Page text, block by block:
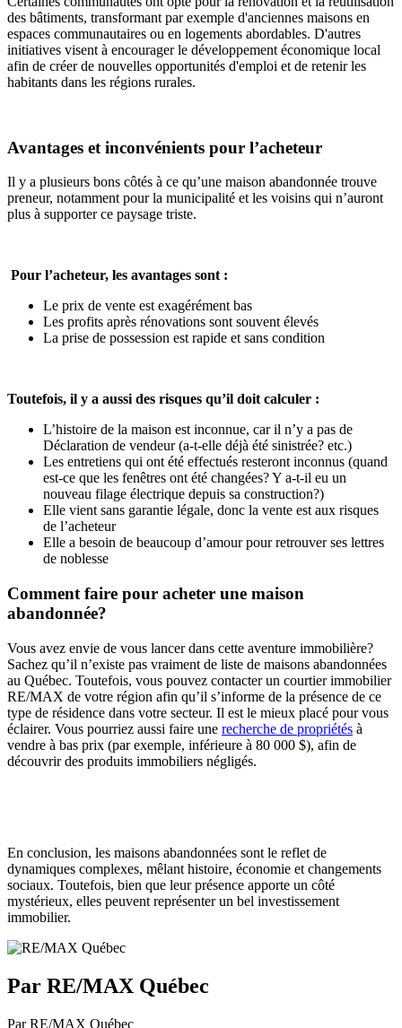
des bâtiments, transformant par exemple d'anciennes maisons en
espaces communautaires ou en logements abordables. D'autres
initiatives visent à encourager le développement économique local
afin de créer de nouvelles opportunités d'emploi et de retenir les
habitants dans les régions rurales.
Avantages et inconvénients pour l’acheteur
Il y a plusieurs bons côtés à ce qu’une maison abandonnée trouve
preneur, notamment pour la municipalité et les voisins qui n’auront
plus à supporter ce paysage triste.
Pour l’acheteur, les avantages sont :
Le prix de vente est exagérément bas
Les profits après rénovations sont souvent élevés
La prise de possession est rapide et sans condition
Toutefois, il y a aussi des risques qu’il doit calculer :
L’histoire de la maison est inconnue, car il n’y a pas de
Déclaration de vendeur (a-t-elle déjà été sinistrée? etc.)
Les entretiens qui ont été effectués resteront inconnus (quand
est-ce que les fenêtres ont été changées? Y a-t-il eu un
nouveau filage électrique depuis sa construction?)
Elle vient sans garantie légale, donc la vente est aux risques
de l’acheteur
Elle a besoin de beaucoup d’amour pour retrouver ses lettres
de noblesse
Comment faire pour acheter une maison
abandonnée?
Vous avez envie de vous lancer dans cette aventure immobilière?
Sachez qu’il n’existe pas vraiment de liste de maisons abandonnées
au Québec. Toutefois, vous pouvez contacter un courtier immobilier
RE/MAX de votre région afin qu’il s’informe de la présence de ce
type de résidence dans votre secteur. Il est le mieux placé pour vous
éclairer. Vous pourriez aussi faire une recherche de propriétés à
vendre à bas prix (par exemple, inférieure à 80 000 $), afin de
découvrir des produits immobiliers négligés.
En conclusion, les maisons abandonnées sont le reflet de
dynamiques complexes, mêlant histoire, économie et changements
sociaux. Toutefois, bien que leur présence apporte un côté
mystérieux, elles peuvent représenter un bel investissement
immobilier.
Par RE/MAX Québec
Par RE/MAX Québec